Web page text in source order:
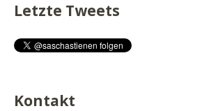
Letzte Tweets
Kontakt